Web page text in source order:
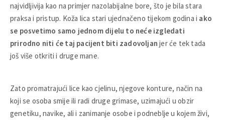
najvidljivija kao na primjer nazolabijalne bore, što je bila stara
praksa i pristup. Koža lica stari ujednačeno tijekom godina i ako
se posvetimo samo jednom dijelu to neće izgledati
prirodno niti će taj pacijent biti zadovoljan jer će tek tada
još više otkriti i druge mane.
Zato promatrajući lice kao cjelinu, njegove konture, način na
koji se osoba smije ili radi druge grimase, uzimajući u obzir
genetiku, navike, ali i zanimanje osobe i podneblje u kojem živi,